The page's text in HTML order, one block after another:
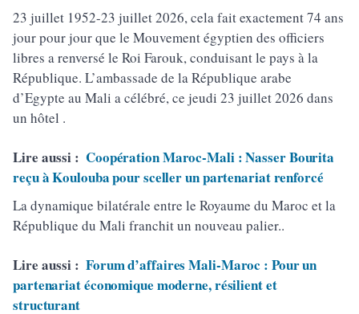
23 juillet 1952-23 juillet 2026, cela fait exactement 74 ans
jour pour jour que le Mouvement égyptien des officiers
libres a renversé le Roi Farouk, conduisant le pays à la
République. L’ambassade de la République arabe
d’Egypte au Mali a célébré, ce jeudi 23 juillet 2026 dans
un hôtel .
Lire aussi : Coopération Maroc-Mali : Nasser Bourita
reçu à Koulouba pour sceller un partenariat renforcé
La dynamique bilatérale entre le Royaume du Maroc et la
République du Mali franchit un nouveau palier..
Lire aussi : Forum d’affaires Mali-Maroc : Pour un
partenariat économique moderne, résilient et
structurant